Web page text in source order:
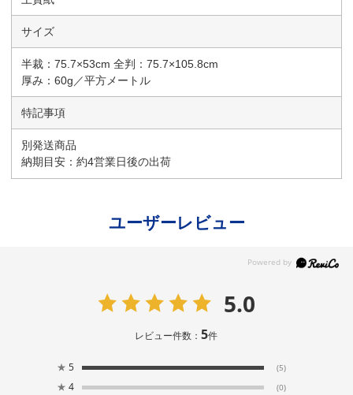
サイズ
半裁：75.7×53cm 全判：75.7×105.8cm
厚み：60g／平方メートル
特記事項
別発送商品
納期目安：約4営業日後の出荷
ユーザーレビュー
5.0
レビュー件数：5件
★ 5 (5)
★ 4 (0)